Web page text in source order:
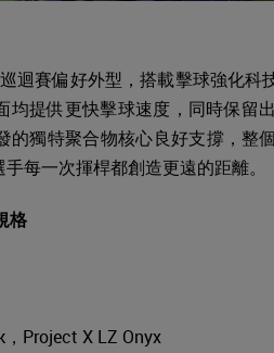
迴賽偏好外型，搭載擊球強化科
均提供更快擊球速度，同時保留
獨特聚合物核心良好支撐，整
每一次揮桿都創造更遠的距離。
格
Project X LZ Onyx